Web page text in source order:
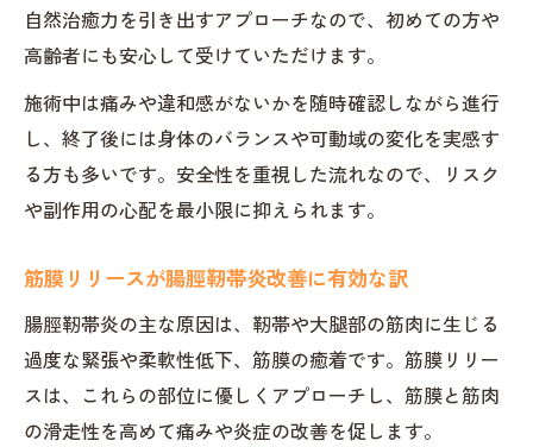
自然治癒力を引き出すアプローチなので、初めての方や
高齢者にも安心して受けていただけます。
施術中は痛みや違和感がないかを随時確認しながら進行
し、終了後には身体のバランスや可動域の変化を実感す
る方も多いです。安全性を重視した流れなので、リスク
や副作用の心配を最小限に抑えられます。
筋膜リリースが腸脛靭帯炎改善に有効な訳
腸脛靭帯炎の主な原因は、靭帯や大腿部の筋肉に生じる
過度な緊張や柔軟性低下、筋膜の癒着です。筋膜リリー
スは、これらの部位に優しくアプローチし、筋膜と筋肉
の滑走性を高めて痛みや炎症の改善を促します。